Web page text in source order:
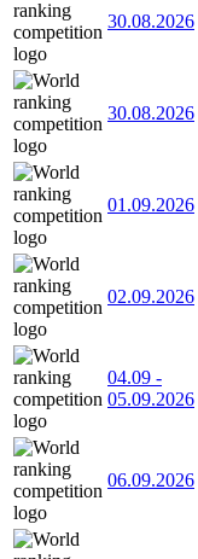
30.08.2026
30.08.2026
01.09.2026
02.09.2026
04.09 -
05.09.2026
06.09.2026